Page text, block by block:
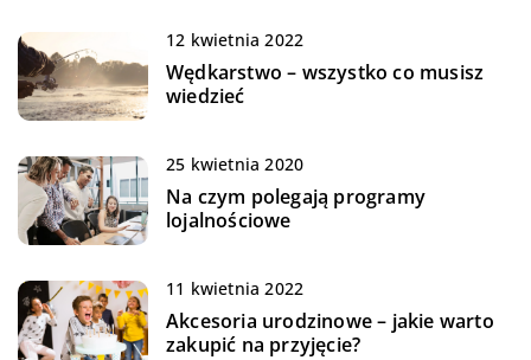
12 kwietnia 2022
Wędkarstwo – wszystko co musisz
wiedzieć
25 kwietnia 2020
Na czym polegają programy
lojalnościowe
11 kwietnia 2022
Akcesoria urodzinowe – jakie warto
zakupić na przyjęcie?